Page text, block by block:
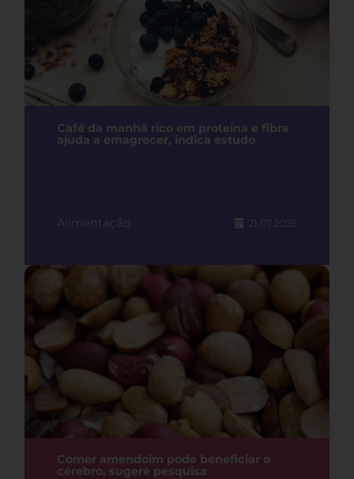
Café da manhã rico em proteína e fibra
ajuda a emagrecer, indica estudo
Alimentação 21.07.2026
Comer amendoim pode beneficiar o
cérebro, sugere pesquisa